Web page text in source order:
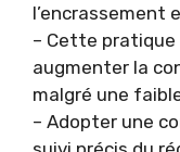
l’encrassement
– Cette
augmenter la
malgré une
– Adopter une